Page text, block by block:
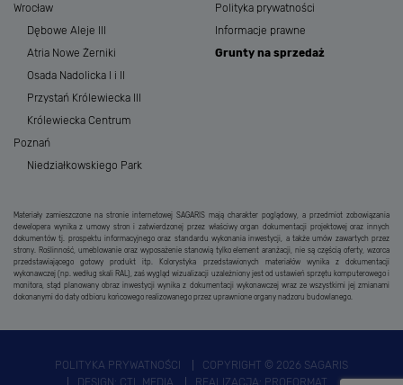
Wrocław
Dębowe Aleje III
Atria Nowe Żerniki
Osada Nadolicka I i II
Przystań Królewiecka III
Królewiecka Centrum
Poznań
Niedziałkowskiego Park
Polityka prywatności
Informacje prawne
Grunty na sprzedaż
Materiały zamieszczone na stronie internetowej SAGARIS mają charakter poglądowy, a przedmiot zobowiązania
dewelopera wynika z umowy stron i zatwierdzonej przez właściwy organ dokumentacji projektowej oraz innych
dokumentów tj. prospektu informacyjnego oraz standardu wykonania inwestycji, a także umów zawartych przez
strony. Roślinność, umeblowanie oraz wyposażenie stanowią tylko element aranżacji, nie są częścią oferty, wzorca
przedstawiającego gotowy produkt itp. Kolorystyka przedstawionych materiałów wynika z dokumentacji
wykonawczej (np. według skali RAL), zaś wygląd wizualizacji uzależniony jest od ustawień sprzętu komputerowego i
monitora, stąd planowany obraz inwestycji wynika z dokumentacji wykonawczej wraz ze wszystkimi jej zmianami
dokonanymi do daty odbioru końcowego realizowanego przez uprawnione organy nadzoru budowlanego.
POLITYKA PRYWATNOŚCI
COPYRIGHT © 2026 SAGARIS
DESIGN: CTL MEDIA REALIZACJA: PROFORMAT